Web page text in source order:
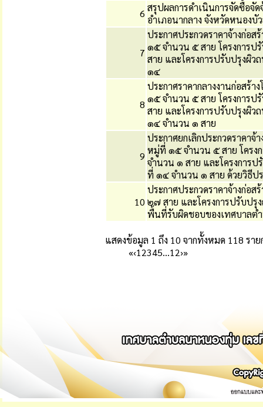
6 สรุปผลการดำเนินการจัดซื้อจั
อำเภอนากลาง จังหวัดหนอง
7
ประกาศประกวดราคาจ้างก่อ
๑๕ จำนวน ๕ สาย โครงการ
สาย และโครงการปรับปรุงผิ
๑๔
8
ประกาศราคากลางงานก่อสร้
๑๕ จำนวน ๕ สาย โครงการ
สาย และโครงการปรับปรุงผิ
๑๔ จำนวน ๑ สาย
9
ประกาศยกเลิกประกวดราคาจ้
หมู่ที่ ๑๕ จำนวน ๕ สาย โครง
จำนวน ๑ สาย และโครงการ
ที่ ๑๔ จำนวน ๑ สาย ด้วยวิธีปร
10
ประกาศประกวดราคาจ้างก่อ
๒๗ สาย และโครงการปรับปรุ
พื้นที่รับผิดชอบของเทศบาลต
แสดงข้อมูล 1 ถึง 10 จากทั้งหมด 118 ราย
«‹12345…12›»